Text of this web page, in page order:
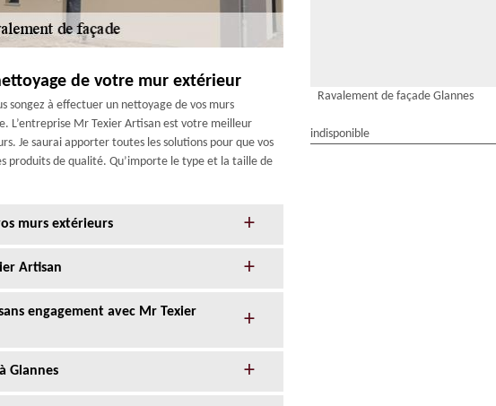
de votre mur extérieur
songez à effectuer un nettoyage de vos murs
L’entreprise Mr Texier Artisan est votre meilleur
Je saurai apporter toutes les solutions pour que vos
produits de qualité. Qu’importe le type et la taille de
murs extérieurs
Artisan
engagement avec Mr Texier
Glannes
Ravalement de façade Glannes
indisponible